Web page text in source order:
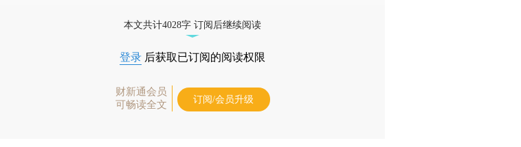
本文共计4028字 订阅后继续阅读
登录 后获取已订阅的阅读权限
财新通会员
可畅读全文
订阅/会员升级